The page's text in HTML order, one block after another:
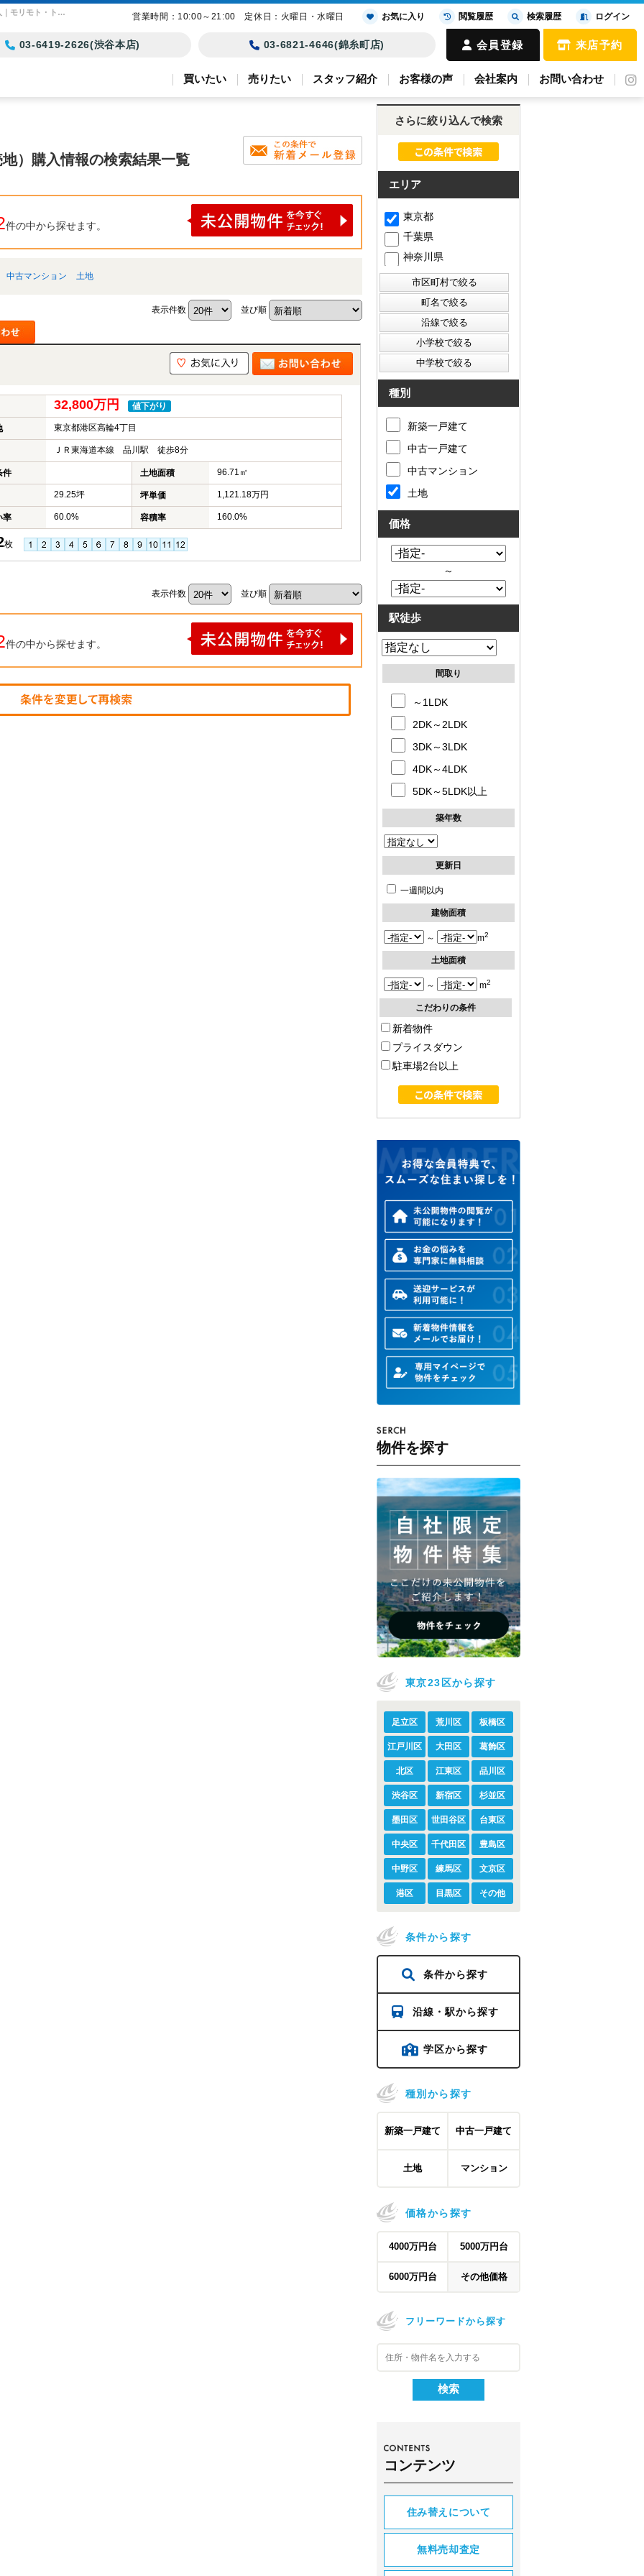
港区の土地（宅地・分譲地・売地）購入情報｜東京23区の土地・戸建て・マンション購入｜モリモト・トラスト
03-6419-2626(渋谷本店) 03-6821-4646(錦糸町店) 会員登録 来店予約
買いたい 売りたい スタッフ紹介 お客様の声 会社案内 お問い合わせ
）購入情報の検索結果一覧
件の中から探せます。
中古マンション 土地
表示件数 並び順
32,800万円 値下がり
東京都港区高輪4丁目
ＪＲ東海道本線 品川駅 徒歩8分
件 土地面積 96.71㎡
29.25坪 坪単価 1,121.18万円
率 60.0% 容積率 160.0%
枚
表示件数 並び順
件の中から探せます。
さらに絞り込んで検索
エリア
東京都
千葉県
神奈川県
種別
新築一戸建て
中古一戸建て
中古マンション
土地
価格
～
駅徒歩
間取り
～1LDK
2DK～2LDK
3DK～3LDK
4DK～4LDK
5DK～5LDK以上
築年数
更新日
一週間以内
建物面積
～ m2
土地面積
～ m2
こだわりの条件
新着物件
プライスダウン
駐車場2台以上
物件を探す
東京23区から探す
足立区 荒川区 板橋区
江戸川区 大田区 葛飾区
北区 江東区 品川区
渋谷区 新宿区 杉並区
墨田区 世田谷区 台東区
中央区 千代田区 豊島区
中野区 練馬区 文京区
港区 目黒区 その他
条件から探す
条件から探す
沿線・駅から探す
学区から探す
種別から探す
新築一戸建て 中古一戸建て
土地 マンション
価格から探す
4000万円台 5000万円台
6000万円台 その他価格
フリーワードから探す
コンテンツ
住み替えについて
無料売却査定
営業時間：10:00～21:00 定休日：火曜日・水曜日 お気に入り 閲覧履歴 検索履歴 ログイン